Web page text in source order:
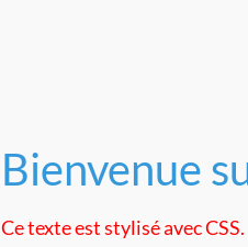
Bienvenue
Ce texte est stylisé avec CSS.